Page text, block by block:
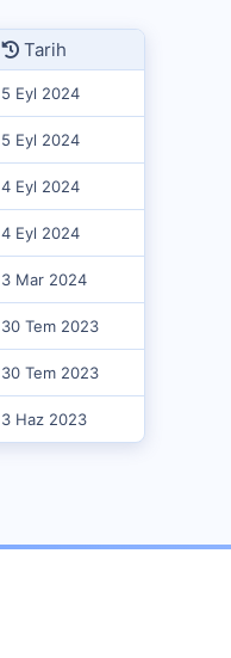
Tarih
5 Eyl 2024
5 Eyl 2024
4 Eyl 2024
4 Eyl 2024
3 Mar 2024
30 Tem 2023
30 Tem 2023
3 Haz 2023